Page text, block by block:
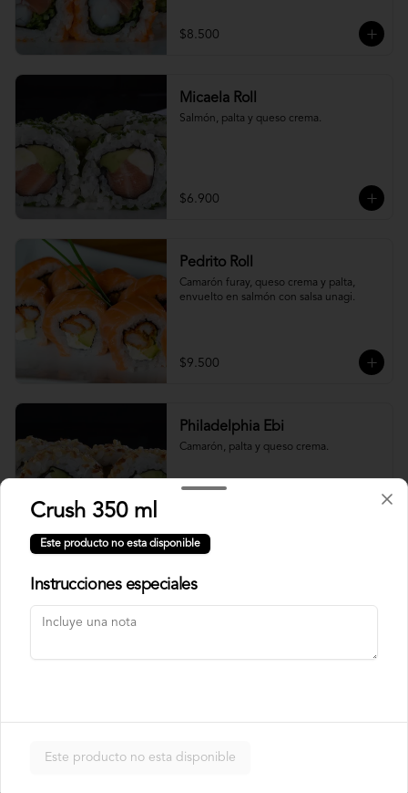
$8.500
Micaela Roll
Salmón, palta y queso crema.
$6.900
Pedrito Roll
Camarón furay, queso crema y palta,
envuelto en salmón con salsa unagi.
$9.500
Philadelphia Ebi
Camarón, palta y queso crema.
Philadelphia Roll
Rainbow Roll
Crush 350 ml
Este producto no esta disponible
Instrucciones especiales
Este producto no esta disponible